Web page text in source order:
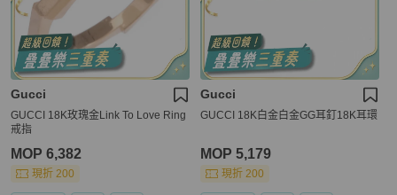
Gucci
GUCCI 18K玫瑰金Link To Love Ring
戒指
MOP 6,382
現折 200
Gucci
GUCCI 18K白金白金GG耳釘18K耳環
MOP 5,179
現折 200